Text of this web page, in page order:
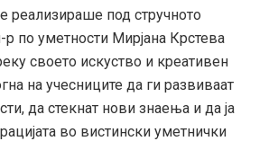
реализираше под стручното
по уметности Мирјана Крстева
своето искуство и креативен
на учесниците да ги развиваат
да стекнат нови знаења и да ја
во вистински уметнички